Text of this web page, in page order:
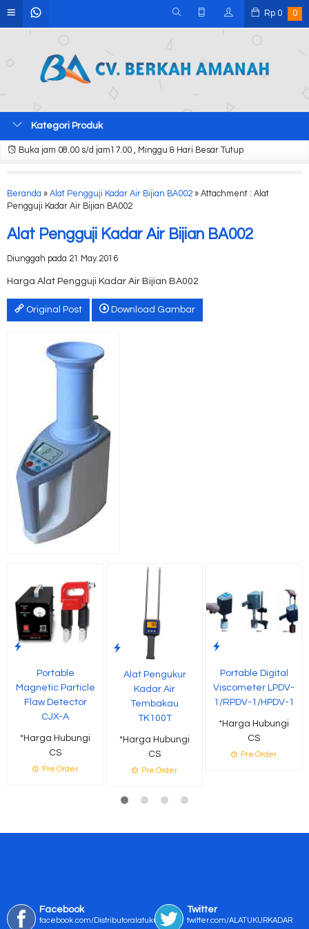
Rp 0 0
Kategori Produk
Buka jam 08.00 s/d jam17.00 , Minggu & Hari Besar Tutup
Beranda » Alat Pengguji Kadar Air Bijian BA002 » Attachment : Alat
Pengguji Kadar Air Bijian BA002
Alat Pengguji Kadar Air Bijian BA002
Diunggah pada 21 May 2016
Harga Alat Pengguji Kadar Air Bijian BA002
Original Post Download Gambar
Portable
Magnetic Particle
Flaw Detector
CJX-A
*Harga Hubungi
CS
Pre Order
Alat Pengukur
Kadar Air
Tembakau
TK100T
*Harga Hubungi
CS
Pre Order
Portable Digital
Viscometer LPDV-
1/RPDV-1/HPDV-1
*Harga Hubungi
CS
Pre Order
Facebook
facebook.com/Distributoralatukur
Twitter
twitter.com/ALATUKURKADAR